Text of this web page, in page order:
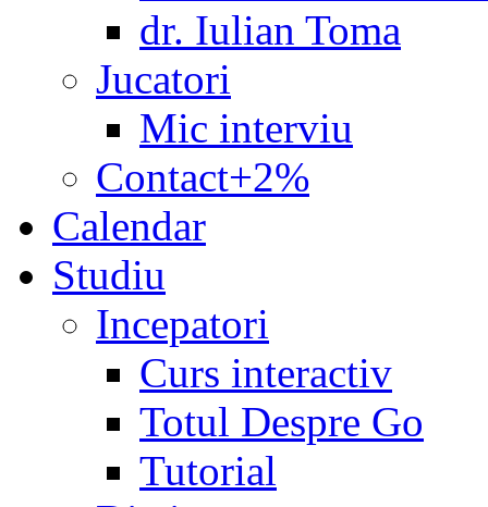
dr. Iulian Toma
Jucatori
Mic interviu
Contact+2%
Calendar
Studiu
Incepatori
Curs interactiv
Totul Despre Go
Tutorial